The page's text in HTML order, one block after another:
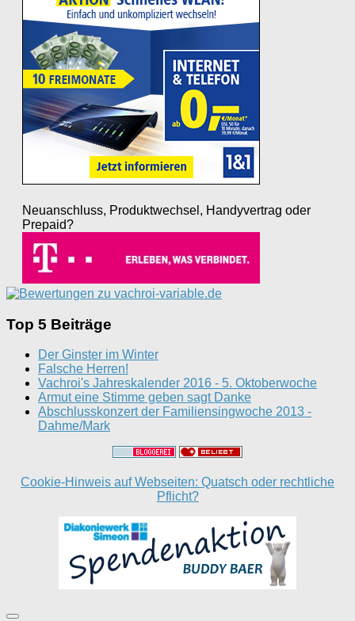
Neuanschluss, Produktwechsel, Handyvertrag oder
Prepaid?
Top 5 Beiträge
Der Ginster im Winter
Falsche Herren!
Vachroi's Jahreskalender 2016 - 5. Oktoberwoche
Armut eine Stimme geben sagt Danke
Abschlusskonzert der Familiensingwoche 2013 -
Dahme/Mark
Cookie-Hinweis auf Webseiten: Quatsch oder rechtliche
Pflicht?